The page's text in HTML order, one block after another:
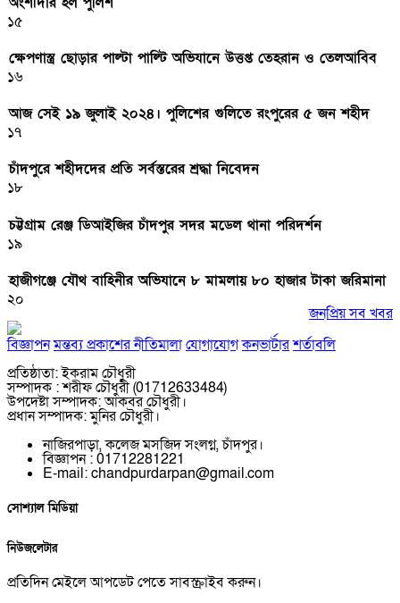
১৫
ক্ষেপণাস্ত্র ছোড়ার পাল্টা পাল্টি অভিযানে উত্তপ্ত তেহরান ও তেলআবিব
১৬
আজ সেই ১৯ জুলাই ২০২৪। পুলিশের গুলিতে রংপুরের ৫ জন শহীদ
১৭
চাঁদপুরে শহীদদের প্রতি সর্বস্তরের শ্রদ্ধা নিবেদন
১৮
চট্টগ্রাম রেঞ্জ ডিআইজির চাঁদপুর সদর মডেল থানা পরিদর্শন
১৯
হাজীগঞ্জে যৌথ বাহিনীর অভিযানে ৮ মামলায় ৮০ হাজার টাকা জরিমানা
২০
জনপ্রিয় সব খবর
বিজ্ঞাপনমন্তব্য প্রকাশের নীতিমালাযোগাযোগকনভার্টারশর্তাবলি
প্রতিষ্ঠাতা: ইকরাম চৌধুরী
সম্পাদক : শরীফ চৌধুরী (01712633484)
উপদেষ্টা সম্পাদক: আকবর চৌধুরী।
প্রধান সম্পাদক: মুনির চৌধুরী।
নাজিরপাড়া, কলেজ মসজিদ সংলগ্ন, চাঁদপুর।
‎বিজ্ঞাপন : 01712281221
‎E-mail: chandpurdarpan@gmail.com
সোশ্যাল মিডিয়া
নিউজলেটার
প্রতিদিন মেইলে আপডেট পেতে সাবস্ক্রাইব করুন।